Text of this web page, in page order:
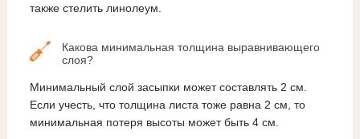
также стелить линолеум.
Какова минимальная толщина выравнивающего
слоя?
Минимальный слой засыпки может составлять 2 см.
Если учесть, что толщина листа тоже равна 2 см, то
минимальная потеря высоты может быть 4 см.